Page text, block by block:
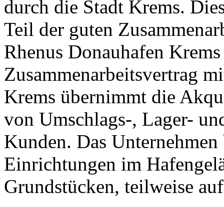
durch die Stadt Krems.
Teil der guten
Rhenus Donauhafen
Zusammenarbeitsvertrag
Krems übernimmt die
von Umschlags-, Lager-
Kunden. Das
Einrichtungen im
Grundstücken, teilweise